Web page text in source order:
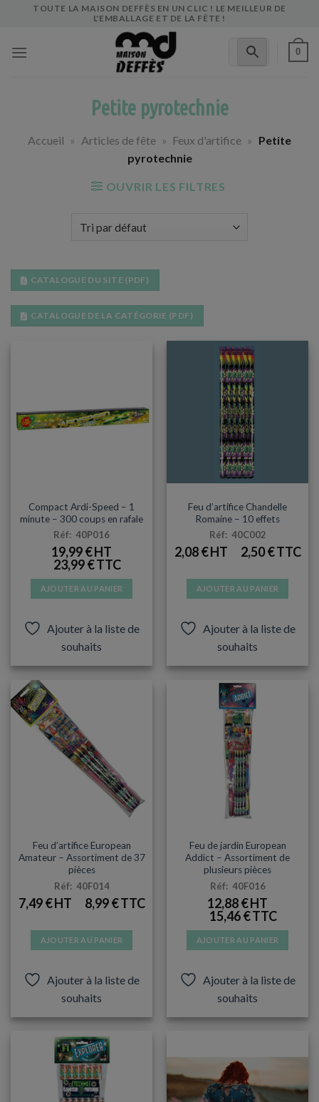
TOUTE LA MAISON DEFFÈS EN UN CLIC ! LE MEILLEUR DE
L'EMBALLAGE ET DE LA FÊTE !
0
Petite pyrotechnie
Accueil » Articles de fête » Feux d'artifice » Petite
pyrotechnie
OUVRIR LES FILTRES
CATALOGUE DU SITE (PDF)
CATALOGUE DE LA CATÉGORIE (PDF)
Compact Ardi-Speed – 1
minute – 300 coups en rafale
Réf: 40P016
19,99€
23,99€
AJOUTER AU PANIER
Ajouter à la liste de
souhaits
Feu d’artifice Chandelle
Romaine – 10 effets
Réf: 40C002
2,08€ 2,50€
AJOUTER AU PANIER
Ajouter à la liste de
souhaits
Feu d’artifice European
Amateur – Assortiment de 37
pièces
Réf: 40F014
7,49€ 8,99€
AJOUTER AU PANIER
Ajouter à la liste de
souhaits
Feu de jardin European
Addict – Assortiment de
plusieurs pièces
Réf: 40F016
12,88€
15,46€
AJOUTER AU PANIER
Ajouter à la liste de
souhaits